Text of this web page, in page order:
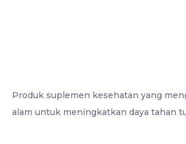
Produk suplemen kesehatan yang
alam untuk meningkatkan daya tahan